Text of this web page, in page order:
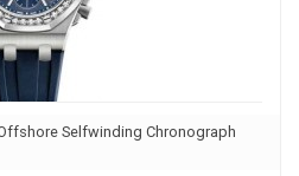
Selfwinding Chronograph